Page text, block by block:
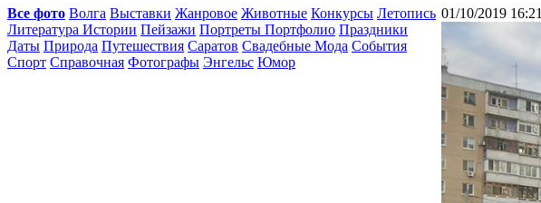
Все фото Волга Выставки Жанровое Животные Конкурсы Летопись
Литература Истории Пейзажи Портреты Портфолио Праздники
Даты Природа Путешествия Саратов Свадебные Мода События
Спорт Справочная Фотографы Энгельс Юмор
01/10/2019 16:21